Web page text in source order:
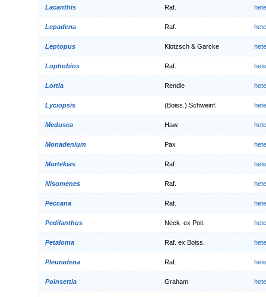
Lacanthis Raf.
Lepadena Raf.
Leptopus Klotzsch & Garcke
Lophobios Raf.
Lortia Rendle
Lyciopsis (Boiss.) Schweinf.
Medusea Haw.
Monadenium Pax
Murtekias Raf.
Nisomenes Raf.
Peccana Raf.
Pedilanthus Neck. ex Poit.
Petaloma Raf. ex Boiss.
Pleuradena Raf.
Poinsettia Graham